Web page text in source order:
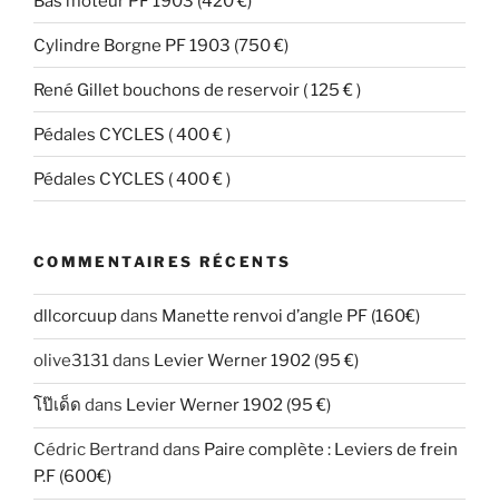
Cylindre Borgne PF 1903 (750 €)
René Gillet bouchons de reservoir ( 125 € )
Pédales CYCLES ( 400 € )
Pédales CYCLES ( 400 € )
COMMENTAIRES RÉCENTS
dllcorcuupdans Manette renvoi d’angle PF (160€)
olive3131dans Levier Werner 1902 (95 €)
โป๊เด็ด dans Levier Werner 1902 (95 €)
Cédric Bertrand dans Paire complète : Leviers de frein
P.F (600€)